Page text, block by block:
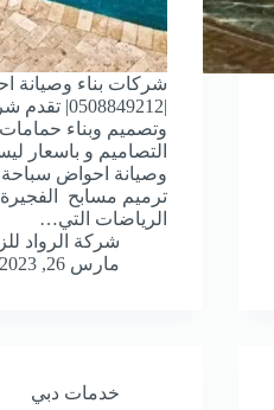
شركات بناء وصيانة
وتصميم وبناء
التصاميم و باسعار
وصيانة احواض
ترميم مسابح
الرياضات التي…
شركة الرواد
مارس 26, 2023
خدمات دبي